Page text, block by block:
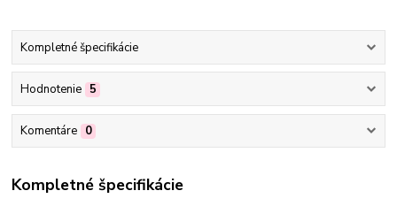
Kompletné špecifikácie
Hodnotenie 5
Komentáre 0
Kompletné špecifikácie